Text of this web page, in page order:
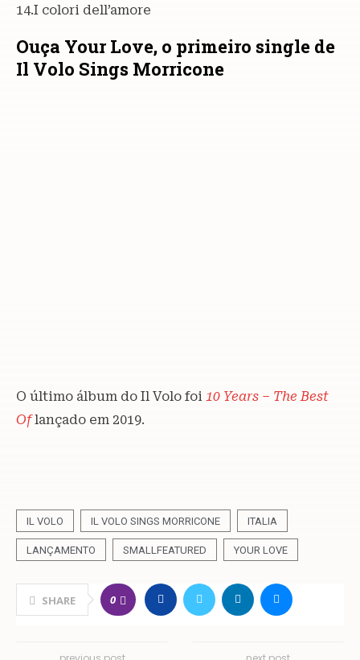
14.I colori dell’amore
Ouça Your Love, o primeiro single de
Il Volo Sings Morricone
O último álbum do Il Volo foi 10 Years – The Best
Of lançado em 2019.
IL VOLO IL VOLO SINGS MORRICONE ITALIA
LANÇAMENTO SMALLFEATURED YOUR LOVE
SHARE 0